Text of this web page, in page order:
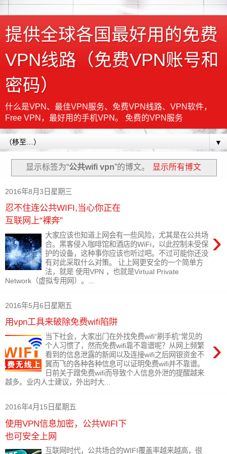
提供全球各国最好用的免费
VPN线路（免费VPN账号和
密码）
什么是VPN、最佳VPN服务、免费VPN线路、VPN软件，
Free VPN，最好用的手机VPN。 免费的VPN服务
▼
显示标签为“公共wifi vpn”的博文。 显示所有博文
2016年8月3日星期三
忍不住连公共WIFI,当心你正在
互联网上“裸奔”
›
大家应该也知道上网会有一些风险，尤其是在公共场
合。黑客侵入咖啡馆和酒店的WiFi，以此控制未受保
护的设备，这种事你应该也听过吧。不过可能你还没
有对此采取什么对策。 让上网更安全的一个简单方
法，就是 使用VPN ，也就是Virtual Private
Network（虚拟专用网）。...
2016年5月6日星期五
用vpn工具来破除免费wifi陷阱
›
当下社会，大家出门在外找免费wifi“刷手机”常见的
个人习惯了，然而免费wifi靠不靠谱呢？从网上频繁
看到的信息泄露的新闻以及连接wifi之后网银资金不
翼而飞的各种各种信息可以证明免费wifi并不靠谱。
日前关于蹭免费wifi而导致个人信息外泄的提醒越来
越多。业内人士建议，外出时大...
2016年4月15日星期五
使用VPN信息加密，公共WIFI下
也可安全上网
互联网时代，公共场合的WIFI覆盖率越来越高，很